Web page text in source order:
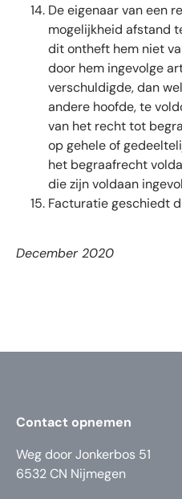
De eigenaar van een
mogelijkheid afstand
dit ontheft hem niet
door hem ingevolge
verschuldigde, dan
andere hoofde, te
van het recht tot
op gehele of
het begraafrecht
die zijn voldaan
Facturatie geschiedt
December 2020
Contact opnemen
Weg door Jonkerbos 51
6532 CN Nijmegen